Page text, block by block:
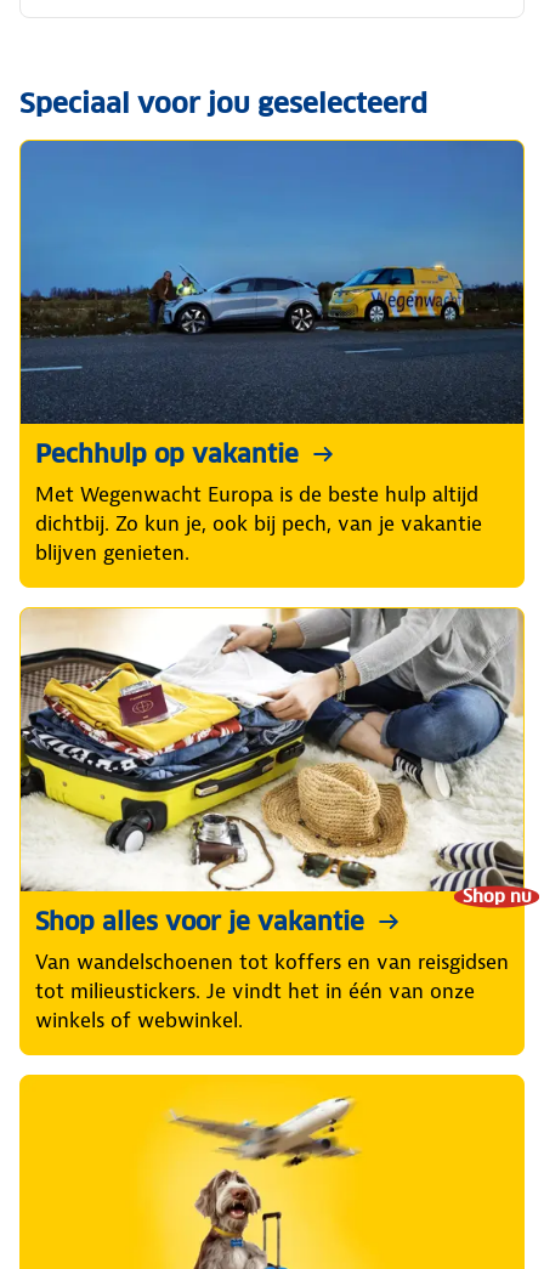
Speciaal voor jou geselecteerd
Pechhulp op vakantie
Met Wegenwacht Europa is de beste hulp altijd
dichtbij. Zo kun je, ook bij pech, van je vakantie
blijven genieten.
Shop nu
Shop alles voor je vakantie
Van wandelschoenen tot koffers en van reisgidsen
tot milieustickers. Je vindt het in één van onze
winkels of webwinkel.